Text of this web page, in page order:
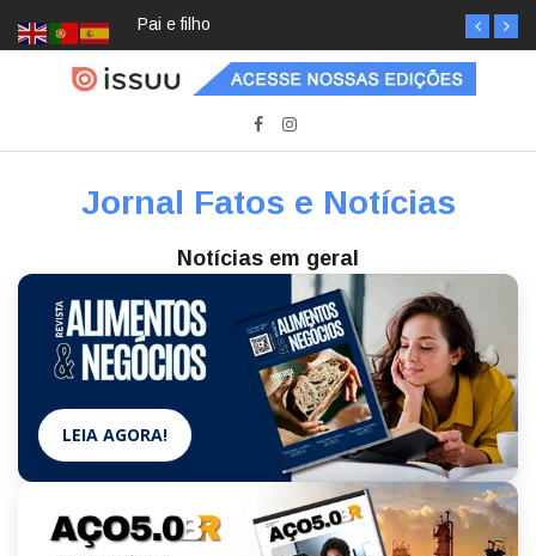
Pai e filho
Jornal Fatos e Notícias
Notícias em geral
LEIA AGORA!